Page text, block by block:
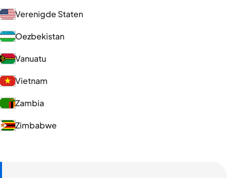
Verenigde Staten
Oezbekistan
Vanuatu
Vietnam
Zambia
Zimbabwe